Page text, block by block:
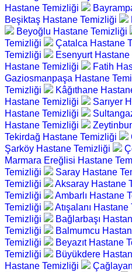
Hastane Temizliği
Beşiktaş Hastane Temizliği
Beyoğlu Hastane Temizliği
Temizliği
Çatalca Hastane
Temizliği
Esenyurt Hastane
Hastane Temizliği
Fatih
Gaziosmanpaşa Hastane
Temizliği
Kâğıthane
Hastane Temizliği
Sarıyer
Hastane Temizliği
Hastane Temizliği
Tekirdağ Hastane Temizliği
Şarköy Hastane Temizliği
Marmara Ereğlisi Hastane
Temizliği
Saray Hastane
Temizliği
Aksaray Hastane
Temizliği
Ambarlı Hastane
Temizliği
Atışalanı
Temizliği
Bağlarbaşı
Temizliği
Balmumcu
Temizliği
Beyazıt Hastane
Temizliği
Büyükdere
Hastane Temizliği